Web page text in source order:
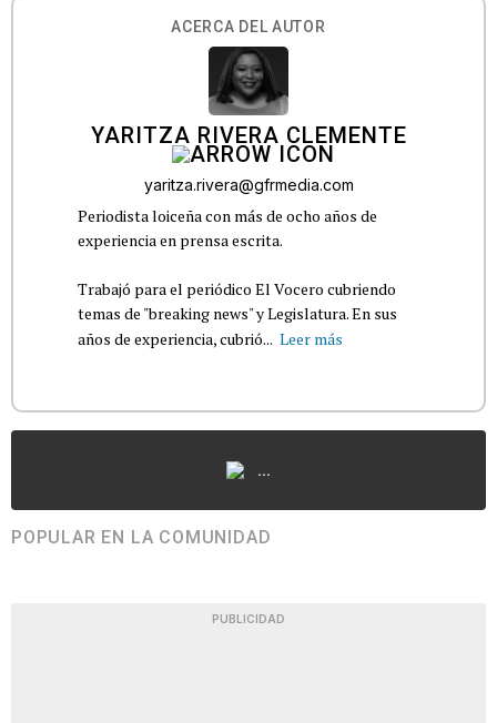
ACERCA DEL AUTOR
YARITZA RIVERA CLEMENTE
yaritza.rivera@gfrmedia.com
Periodista loiceña con más de ocho años de
experiencia en prensa escrita.
Trabajó para el periódico El Vocero cubriendo
temas de "breaking news" y Legislatura. En sus
años de experiencia, cubrió... Leer más
...
POPULAR EN LA COMUNIDAD
PUBLICIDAD